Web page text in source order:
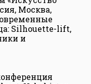
Москва,
Silhouette-lift,
и